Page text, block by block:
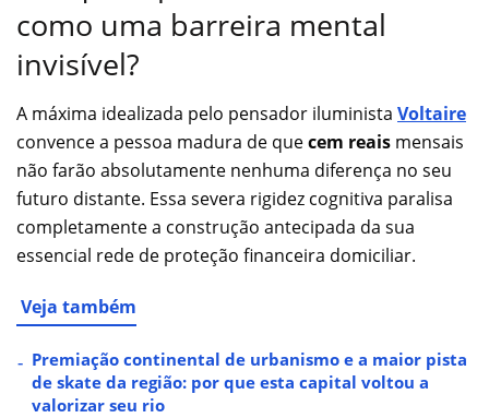
como uma barreira mental
invisível?
A máxima idealizada pelo pensador iluminista Voltaire
convence a pessoa madura de quecem reais mensais
não farão absolutamente nenhuma diferença no seu
futuro distante. Essa severa rigidez cognitiva paralisa
completamente a construção antecipada da sua
essencial rede de proteção financeira domiciliar.
Veja também
Premiação continental de urbanismo e a maior pista
de skate da região: por que esta capital voltou a
valorizar seu rio